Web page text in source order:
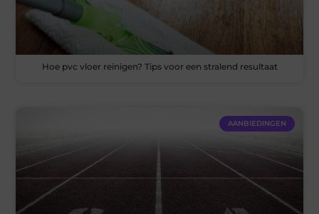
Hoe pvc vloer reinigen? Tips voor een stralend resultaat
AANBIEDINGEN